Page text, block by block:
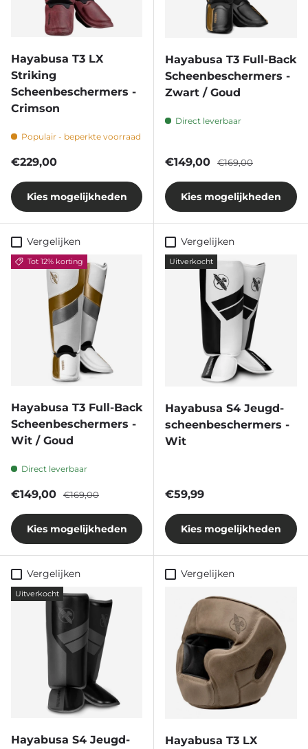
Hayabusa T3 LX
Striking
Scheenbeschermers -
Crimson
Populair - beperkte voorraad
Reguliere prijs
€229,00
Kies mogelijkheden
Hayabusa T3 Full-Back
Scheenbeschermers -
Zwart / Goud
Direct leverbaar
Verkoopprijs
€149,00 Reguliere prijs
€169,00
Kies mogelijkheden
Vergelijken
Tot 12% korting
Hayabusa T3 Full-Back
Scheenbeschermers -
Wit / Goud
Direct leverbaar
Verkoopprijs
€149,00 Reguliere prijs
€169,00
Kies mogelijkheden
Vergelijken
Uitverkocht
Hayabusa S4 Jeugd-
scheenbeschermers -
Wit
Reguliere prijs
€59,99
Kies mogelijkheden
Vergelijken
Uitverkocht
Hayabusa S4 Jeugd-
Vergelijken
Hayabusa T3 LX